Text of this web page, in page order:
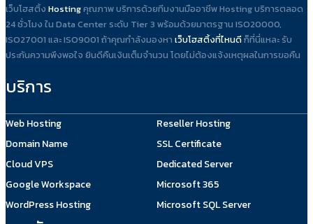
เว็บโฮสติ้ง Hostingคุณภาพ บริการด้วยทีมงานมืออาชีพ Hosting บริการตลอด
24 ชั่วโมง ใน Data Center ระดับ Tier 3 พร้อมด้วยมาตรฐาน ISO20000,
ISO27001 และ ISO9001 ถ้าคุณกำลังมองหา เว็บโฮสติ้งที่ไหนดีก็ที่นี่แหละ รับ
ประกันความพึงพอใจ ยินดีคืนเงินเต็มจำนวน โดยไม่ต้องแจ้งเหตุผลในการขอคืน
บริการ
Web Hosting
Domain Name
Cloud VPS
Google Workspace
WordPress Hosting
Reseller Hosting
SSL Certificate
Dedicated Server
Microsoft 365
Microsoft SQL Server